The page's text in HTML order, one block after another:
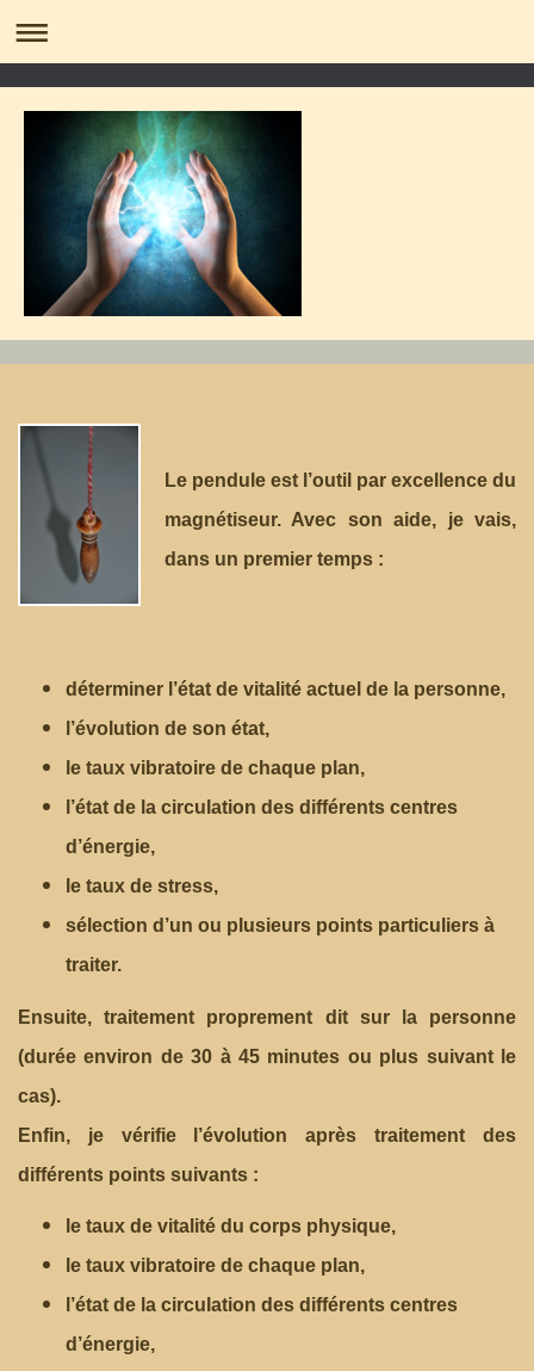
Le pendule est l’outil par excellence du
magnétiseur. Avec son aide, je vais,
dans un premier temps :
déterminer l’état de vitalité actuel de la personne,
l’évolution de son état,
le taux vibratoire de chaque plan,
l’état de la circulation des différents centres
d’énergie,
le taux de stress,
sélection d’un ou plusieurs points particuliers à
traiter.
Ensuite, traitement proprement dit sur la personne
(durée environ de 30 à 45 minutes ou plus suivant le
cas).
Enfin, je vérifie l’évolution après traitement des
différents points suivants :
le taux de vitalité du corps physique,
le taux vibratoire de chaque plan,
l’état de la circulation des différents centres
d’énergie,